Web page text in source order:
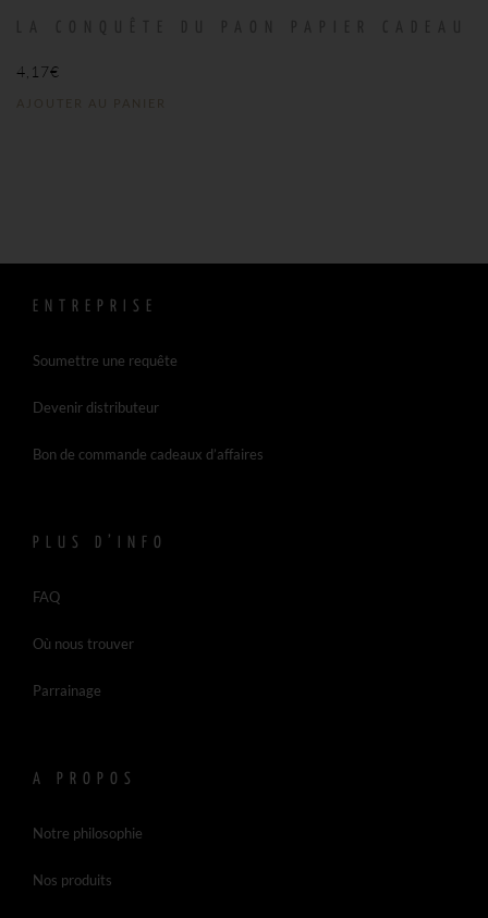
4,17€
AJOUTER AU PANIER
ENTREPRISE
Soumettre une requête
Devenir distributeur
Bon de commande cadeaux d’affaires
PLUS D’INFO
FAQ
Où nous trouver
Parrainage
A PROPOS
Notre philosophie
Nos produits